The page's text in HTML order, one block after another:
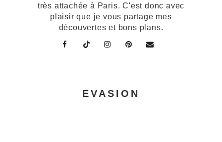
très attachée à Paris. C'est donc avec
plaisir que je vous partage mes
découvertes et bons plans.
EVASION